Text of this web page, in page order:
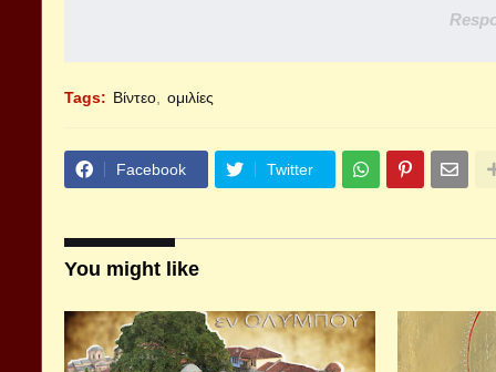
Tags: Βίντεο ομιλίες
Facebook Twitter
You might like